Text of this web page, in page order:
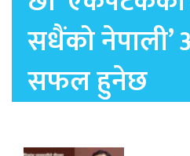
सधैंको नेपाली’
सफल हुनेछ